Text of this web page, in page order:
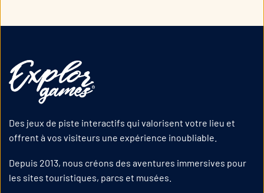
Des jeux de piste interactifs qui valorisent votre lieu et
offrent à vos visiteurs une expérience inoubliable.
Depuis 2013, nous créons des aventures immersives pour
les sites touristiques, parcs et musées.